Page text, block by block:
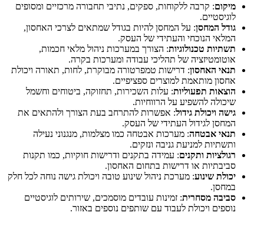
מיקום: קרבה ללקוחות, ספקים, נתיבי תחבורה מרכזיים ומסופים
לוגיסטיים.
גודל המחסן: על המחסן להיות בגודל שמתאים לצרכי האחסון,
המלאי הנוכחי והעתידי של העסק.
תשתיות טכנולוגיות: הצורך במערכות ניהול מלאי חכמות,
אוטומטיזציה של תהליכי עבודה ומערכות בקרה.
תנאי האחסון: דרישות טמפרטורה מבוקרת, לחות, תאורה ויכולת
אחסון מותאמת למוצרים ספציפיים.
הוצאות תפעוליות: עלות השכירות, תחזוקה, ביטוחים וחשמל
שיכולה להשפיע על הרווחיות.
גישה ויכולת גידול: אפשרות להתרחב בעת הצורך ולהתאים את
המחסן לגידול העתידי של העסק.
תנאי אבטחה: מערכות אבטחה כמו מצלמות, מנגנוני נעילה
ותשתיות למניעת גניבה ונזקים.
רגולציות ותקנים: עמידה בתקנים ודרישות חוקיות, כמו תקנות
סביבתיות או דרישות בתחום האחסון.
יכולת שינוע: מערכת ניהול שינוע טובה ויכולת גישה נוחה לכל חלק
במחסן.
סביבה מסחרית: זמינות עובדים מוסמכים, שירותים לוגיסטיים
נוספים ויכולת לעבוד עם שותפים נוספים באזור.